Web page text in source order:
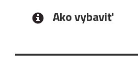
Ako vybaviť